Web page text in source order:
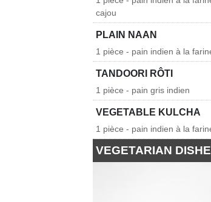
cajou
PLAIN NAAN
1 pièce - pain indien à la
TANDOORI RÔTI
1 pièce - pain gris indien
VEGETABLE KULCHA
1 pièce - pain indien à la
VEGETARIAN